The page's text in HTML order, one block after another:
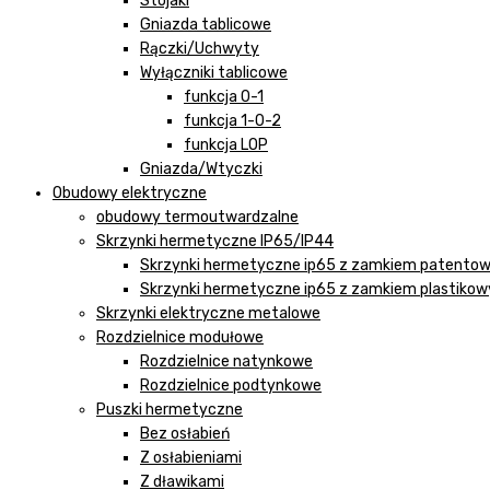
Gniazda tablicowe
Rączki/Uchwyty
Wyłączniki tablicowe
funkcja 0-1
funkcja 1-0-2
funkcja LOP
Gniazda/Wtyczki
Obudowy elektryczne
obudowy termoutwardzalne
Skrzynki hermetyczne IP65/IP44
Skrzynki hermetyczne ip65 z zamkiem
Skrzynki hermetyczne ip65 z zamkiem
Skrzynki elektryczne metalowe
Rozdzielnice modułowe
Rozdzielnice natynkowe
Rozdzielnice podtynkowe
Puszki hermetyczne
Bez osłabień
Z osłabieniami
Z dławikami